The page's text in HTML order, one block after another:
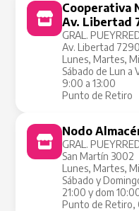
Cooperativa
Av. Libertad
GRAL.
Av. Libertad 7290
Lunes, Martes,
Sábado de Lun a
9:00 a 13:00
Punto de Retiro
Nodo
GRAL.
San Martín 3002
Lunes, Martes,
Sábado y
21:00 y dom
Punto de Retiro,